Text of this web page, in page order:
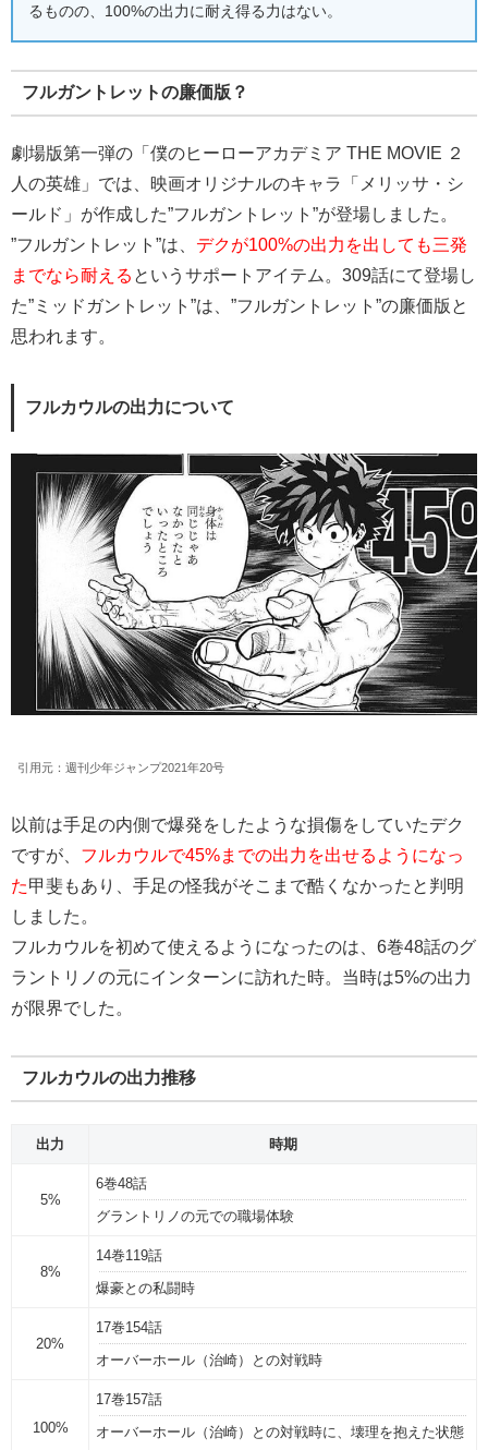
るものの、100%の出力に耐え得る力はない。
フルガントレットの廉価版？
劇場版第一弾の「僕のヒーローアカデミア THE MOVIE ２
人の英雄」では、映画オリジナルのキャラ「メリッサ・シ
ールド」が作成した”フルガントレット”が登場しました。
”フルガントレット”は、 デクが100%の出力を出しても三発
までなら耐える というサポートアイテム。309話にて登場し
た”ミッドガントレット”は、”フルガントレット”の廉価版と
思われます。
フルカウルの出力について
引用元：週刊少年ジャンプ2021年20号
以前は手足の内側で爆発をしたような損傷をしていたデク
ですが、 フルカウルで45%までの出力を出せるようになっ
た甲斐もあり、手足の怪我がそこまで酷くなかったと判明
しました。
フルカウルを初めて使えるようになったのは、6巻48話のグ
ラントリノの元にインターンに訪れた時。当時は5%の出力
が限界でした。
フルカウルの出力推移
出力 時期
5%
6巻48話
グラントリノの元での職場体験
8%
14巻119話
爆豪との私闘時
20%
17巻154話
オーバーホール（治崎）との対戦時
100%
17巻157話
オーバーホール（治崎）との対戦時に、壊理を抱えた状態